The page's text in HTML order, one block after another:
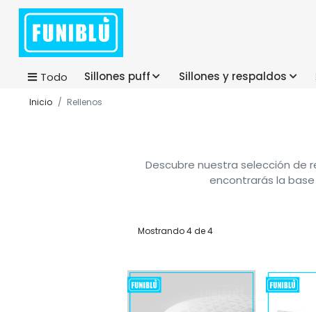
Todo Sillones puff Sillones y respaldos
Inicio Rellenos
Descubre nuestra selección de
encontrarás la
Mostrando 4 de 4